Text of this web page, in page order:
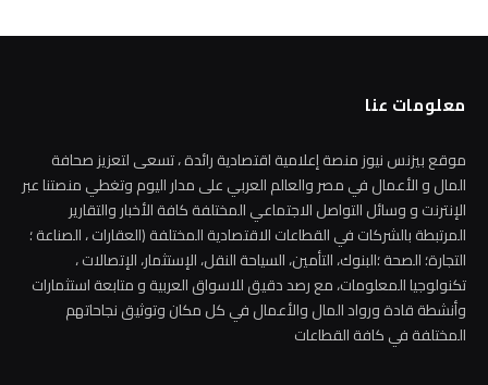
معلومات عنا
موقع بيزنس نيوز منصة إعلامية اقتصادية رائدة ، تسعى لتعزيز صحافة
المال و الأعمال في مصر والعالم العربي على مدار اليوم وتغطي منصتنا عبر
الإنترنت و وسائل التواصل الاجتماعي المختلفة كافة الأخبار والتقارير
المرتبطة بالشركات في القطاعات الاقتصادية المختلفة (العقارات ، الصناعة ؛
التجارة؛ الصحة ؛البنوك، التأمين، السياحة النقل، الإستثمار، الإتصالات ،
تكنولوجيا المعلومات، مع رصد دقيق للاسواق العربية و متابعة استثمارات
وأنشطة قادة ورواد المال والأعمال في كل مكان وتوثيق نجاحاتهم
المختلفة في كافة القطاعات